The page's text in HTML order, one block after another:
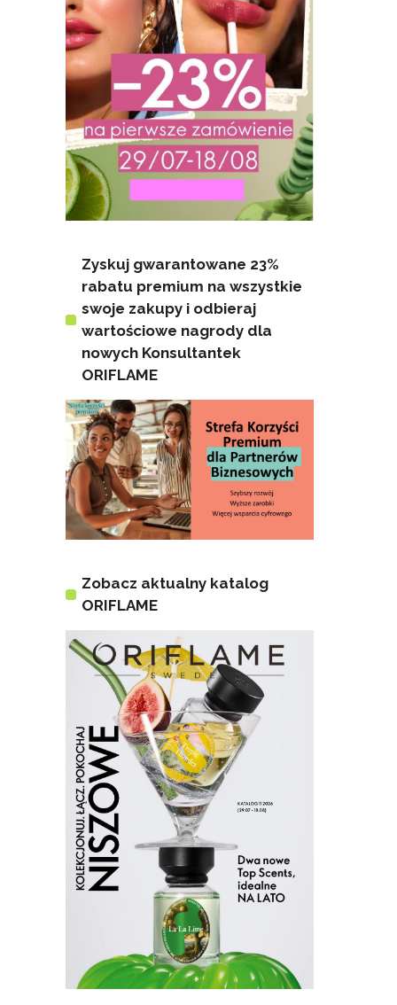
Zyskuj gwarantowane 23%
rabatu premium na wszystkie
swoje zakupy i odbieraj
wartościowe nagrody dla
nowych Konsultantek
ORIFLAME
Zobacz aktualny katalog
ORIFLAME